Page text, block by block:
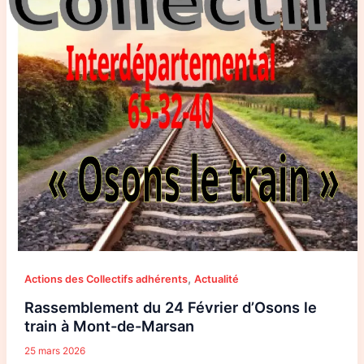
Actions des Collectifs adhérents, Actualité
Rassemblement du 24 Février d’Osons le
train à Mont-de-Marsan
25 mars 2026
le
train
Mont-
de-
Marsan